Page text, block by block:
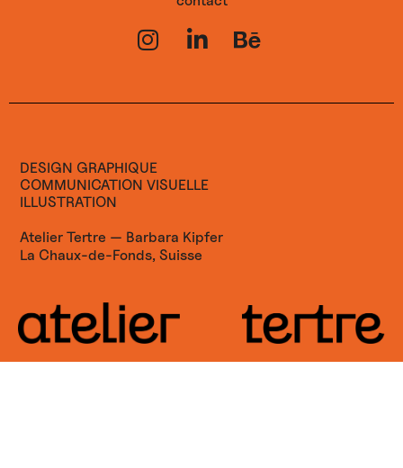
DESIGN GRAPHIQUE
COMMUNICATION VISUELLE
ILLUSTRATION
Atelier Tertre — Barbara Kipfer
La Chaux-de-Fonds, Suisse